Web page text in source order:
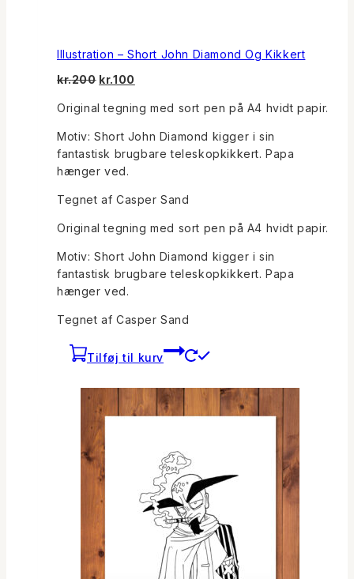
Illustration – Short John Diamond Og Kikkert
kr.200 Den
pris
var:
kr.200.
kr.100
pris
er:
kr.100.
Original tegning med sort pen på A4 hvidt papir.
Motiv: Short John Diamond kigger i sin
fantastisk brugbare teleskopkikkert. Papa
hænger ved.
Tegnet af Casper Sand
Original tegning med sort pen på A4 hvidt papir.
Motiv: Short John Diamond kigger i sin
fantastisk brugbare teleskopkikkert. Papa
hænger ved.
Tegnet af Casper Sand
Tilføj til kurv